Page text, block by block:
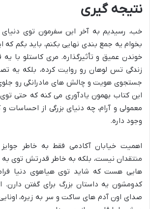
نتیجه گیری
خب، رسیدیم به آخر این سفرمون توی دنیای
بخوام یه جمع بندی نهایی بکنم، باید بگم که
خوندن عمیق و تأثیرگذاره. مری کاستلو با یه
زندگی تس لوهان رو روایت کرده، بلکه یه
جستجوی هویت و چالش های مادرانگی رو
این کتاب بهمون یادآوری می کنه که حتی
معمولی و آرام، چه دنیای بزرگی از
وجود داره.
اهمیت خیابان آکادمی فقط به خاطر
منتقدان نیست، بلکه به خاطر قدرتش توی
هایی هست که شاید توی هیاهوی دنیا
کدومشون یه داستان بزرگ برای گفتن دارن.
صدای اون آدم های ساکت و سر به زیره،